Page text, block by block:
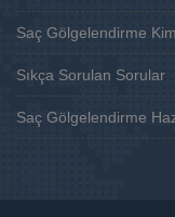
Saç Gölgelendirme
Sıkça Sorulan Sorular
Saç Gölgelendirme